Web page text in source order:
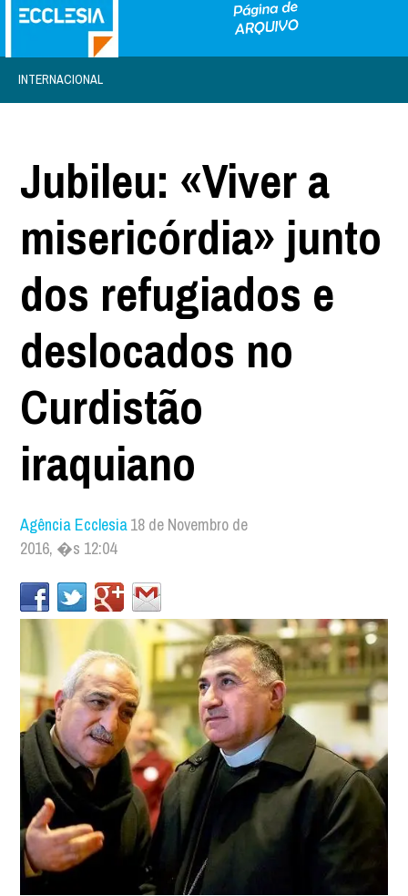
INTERNACIONAL
Jubileu: «Viver a
misericórdia» junto
dos refugiados e
deslocados no
Curdistão
iraquiano
Agência Ecclesia18 de Novembro de
2016, �s 12:04